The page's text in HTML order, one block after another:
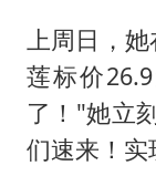
上周日，
莲标价
了！"她立
们速来！